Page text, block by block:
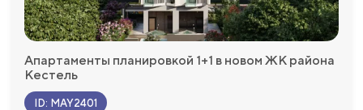
Апартаменты планировкой 1+1 в новом ЖК района
Кестель
ID: MAY2401